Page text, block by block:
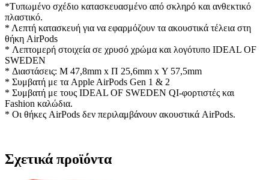
*Τυπωμένο σχέδιο κατασκευασμένο από σκληρό και ανθεκτικό
πλαστικό.
* Λεπτή κατασκευή για να εφαρμόζουν τα ακουστικά τέλεια στη
θήκη AirPods
* Λεπτομερή στοιχεία σε χρυσό χρώμα και λογότυπο IDEAL OF
SWEDEN
* Διαστάσεις: Μ 47,8mm x Π 25,6mm x Υ 57,5mm
* Συμβατή με τα Apple AirPods Gen 1 & 2
* Συμβατή με τους IDEAL OF SWEDEN QI-φορτιστές και
Fashion καλώδια.
* Οι θήκες AirPods δεν περιλαμβάνουν ακουστικά AirPods.
Σχετικά προϊόντα